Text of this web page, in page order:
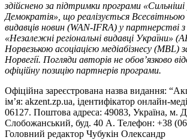
здійснено за підтримки програми
Демократія», що реалізується Всесвітньою
видавців новин (WAN-IFRA) у партнерстві з
«Незалежні регіональні видавці України»
Норвезькою асоціацією медіабізнесу (MBL)
Норвегії. Погляди авторів не обов’язково
офіційну позицію партнерів програми.
Офіційна зареєстрована назва видання:
ім’я: akzent.zp.ua, ідентифікатор онлайн-
06127. Поштова адреса: 49083, Україна, м.
Слобожанський, буд. 40 А. Телефон: +38
Головний редактор Чубукін Олександр